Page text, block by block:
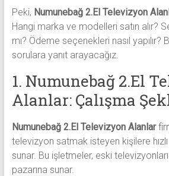
Peki, Numunebağ 2.El Televizyon
Hangi marka ve modelleri satın alır?
mı? Ödeme seçenekleri nasıl yapılır?
sorulara yanıt arayacağız.
1. Numunebağ 2.El
Alanlar: Çalışma
Numunebağ 2.El Televizyon Alanlar
televizyon satmak isteyen kişilere
sunar. Bu işletmeler, eski
pazarına sunar.